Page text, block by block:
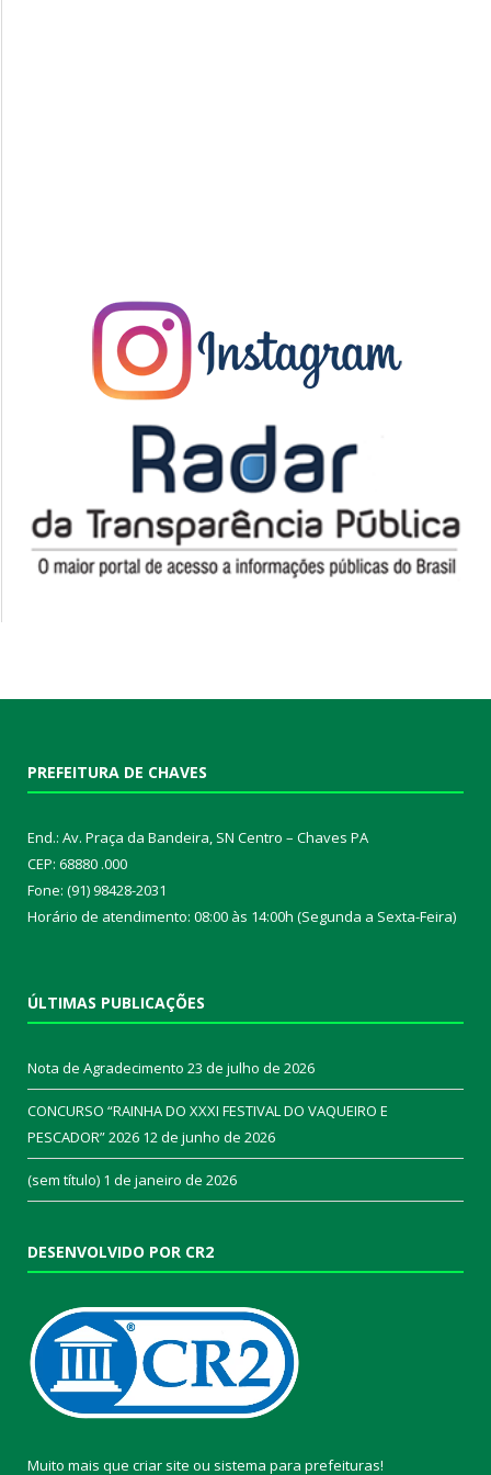
PREFEITURA DE CHAVES
End.: Av. Praça da Bandeira, SN Centro – Chaves PA
CEP: 68880 .000
Fone: (91) 98428-2031
Horário de atendimento: 08:00 às 14:00h (Segunda a Sexta-Feira)
ÚLTIMAS PUBLICAÇÕES
Nota de Agradecimento 23 de julho de 2026
CONCURSO “RAINHA DO XXXI FESTIVAL DO VAQUEIRO E
PESCADOR” 2026 12 de junho de 2026
(sem título) 1 de janeiro de 2026
DESENVOLVIDO POR CR2
Muito mais que criar site ou sistema para prefeituras!